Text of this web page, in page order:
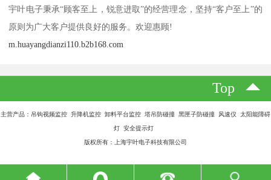
宇叶电子秉承“顾客至上，锐意进取”的经营理念，坚持“客户至上”的
原则为广大客户提供良好的服务。欢迎惠顾!
m.huayangdianzi110.b2b168.com
Top
主营产品：吊钩视频监控 升降机监控 卸料平台监控 塔吊防碰撞 黑匣子防碰撞 风速仪 太阳能障碍
灯 安全提示灯
版权所有：上海宇叶电子科技有限公司